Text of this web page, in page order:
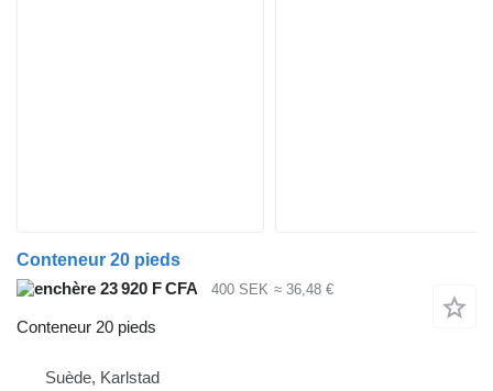
Conteneur 20 pieds
23 920 F CFA
400 SEK ≈ 36,48 €
Conteneur 20 pieds
Suède, Karlstad